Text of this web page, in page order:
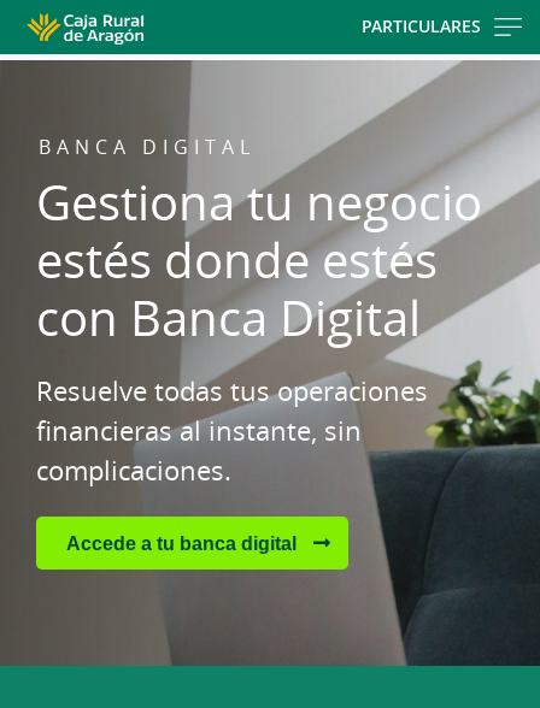
PARTICULARES
BANCA DIGITAL
Gestiona tu negocio
estés donde estés
con Banca Digital
Resuelve todas tus operaciones
financieras al instante, sin
complicaciones.
Accede a tu banca digital